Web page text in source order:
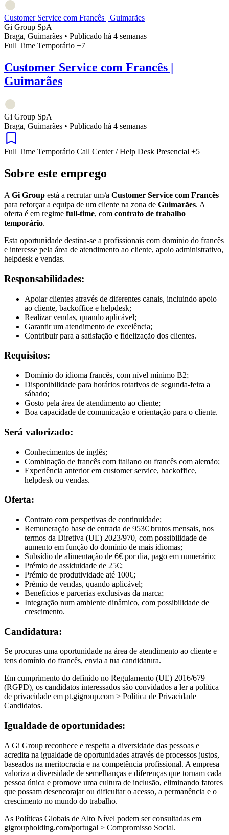
Customer Service com Francês | Guimarães
Gi Group SpA
Braga, Guimarães • Publicado há 4 semanas
Full Time Temporário +7
Customer Service com Francês |
Guimarães
Gi Group SpA
Braga, Guimarães • Publicado há 4 semanas
Full Time Temporário Call Center / Help Desk Presencial +5
Sobre este emprego
A Gi Group está a recrutar um/a Customer Service com Francês
para reforçar a equipa de um cliente na zona de Guimarães. A
oferta é em regime full-time, com contrato de trabalho
temporário.
Esta oportunidade destina-se a profissionais com domínio do francês
e interesse pela área de atendimento ao cliente, apoio administrativo,
helpdesk e vendas.
Responsabilidades:
Apoiar clientes através de diferentes canais, incluindo apoio
ao cliente, backoffice e helpdesk;
Realizar vendas, quando aplicável;
Garantir um atendimento de excelência;
Contribuir para a satisfação e fidelização dos clientes.
Requisitos:
Domínio do idioma francês, com nível mínimo B2;
Disponibilidade para horários rotativos de segunda-feira a
sábado;
Gosto pela área de atendimento ao cliente;
Boa capacidade de comunicação e orientação para o cliente.
Será valorizado:
Conhecimentos de inglês;
Combinação de francês com italiano ou francês com alemão;
Experiência anterior em customer service, backoffice,
helpdesk ou vendas.
Oferta:
Contrato com perspetivas de continuidade;
Remuneração base de entrada de 953€ brutos mensais, nos
termos da Diretiva (UE) 2023/970, com possibilidade de
aumento em função do domínio de mais idiomas;
Subsídio de alimentação de 6€ por dia, pago em numerário;
Prémio de assiduidade de 25€;
Prémio de produtividade até 100€;
Prémio de vendas, quando aplicável;
Benefícios e parcerias exclusivas da marca;
Integração num ambiente dinâmico, com possibilidade de
crescimento.
Candidatura:
Se procuras uma oportunidade na área de atendimento ao cliente e
tens domínio do francês, envia a tua candidatura.
Em cumprimento do definido no Regulamento (UE) 2016/679
(RGPD), os candidatos interessados são convidados a ler a política
de privacidade em pt.gigroup.com > Política de Privacidade
Candidatos.
Igualdade de oportunidades:
A Gi Group reconhece e respeita a diversidade das pessoas e
acredita na igualdade de oportunidades através de processos justos,
baseados na meritocracia e na competência profissional. A empresa
valoriza a diversidade de semelhanças e diferenças que tornam cada
pessoa única e promove uma cultura de inclusão, eliminando fatores
que possam desencorajar ou dificultar o acesso, a permanência e o
crescimento no mundo do trabalho.
As Políticas Globais de Alto Nível podem ser consultadas em
gigroupholding.com/portugal > Compromisso Social.